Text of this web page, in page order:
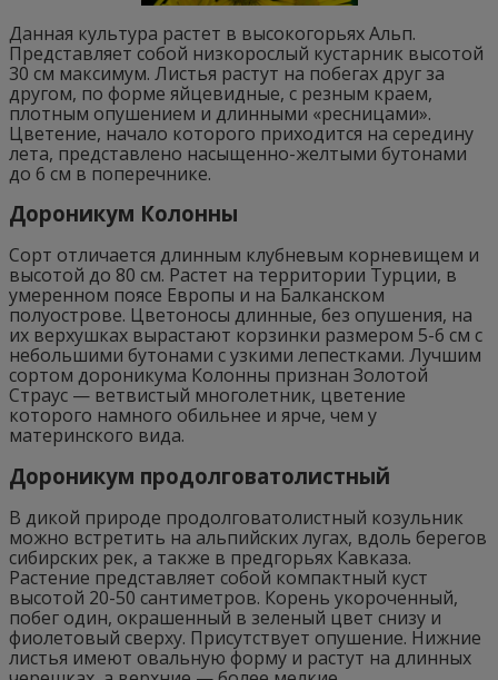
Данная культура растет в высокогорьях Альп.
Представляет собой низкорослый кустарник высотой
30 см максимум. Листья растут на побегах друг за
другом, по форме яйцевидные, с резным краем,
плотным опушением и длинными «ресницами».
Цветение, начало которого приходится на середину
лета, представлено насыщенно-желтыми бутонами
до 6 см в поперечнике.
Дороникум Колонны
Сорт отличается длинным клубневым корневищем и
высотой до 80 см. Растет на территории Турции, в
умеренном поясе Европы и на Балканском
полуострове. Цветоносы длинные, без опушения, на
их верхушках вырастают корзинки размером 5-6 см с
небольшими бутонами с узкими лепестками. Лучшим
сортом дороникума Колонны признан Золотой
Страус — ветвистый многолетник, цветение
которого намного обильнее и ярче, чем у
материнского вида.
Дороникум продолговатолистный
В дикой природе продолговатолистный козульник
можно встретить на альпийских лугах, вдоль берегов
сибирских рек, а также в предгорьях Кавказа.
Растение представляет собой компактный куст
высотой 20-50 сантиметров. Корень укороченный,
побег один, окрашенный в зеленый цвет снизу и
фиолетовый сверху. Присутствует опушение. Нижние
листья имеют овальную форму и растут на длинных